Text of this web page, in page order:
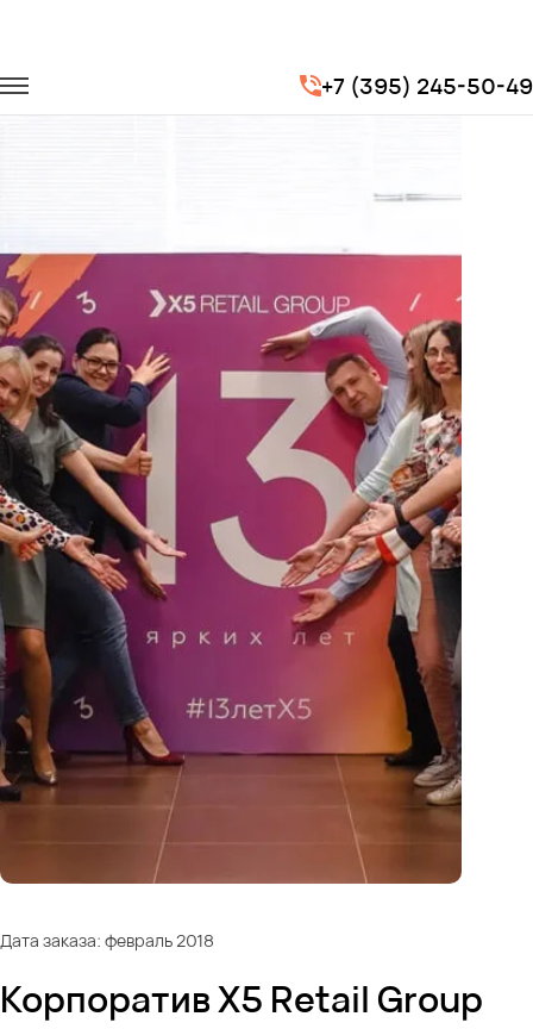
+7 (395) 245-50-49
Корпоративные перевозки
Корпоратив X5 Retail Group
Дата заказа: февраль 2018
Корпоратив X5 Retail Group